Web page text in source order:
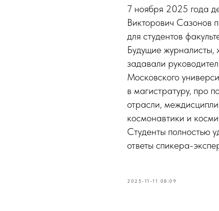
7 ноября 2025 года
Викторович Сазонов
для студентов
Будущие журналисты,
задавали
Московского
в магистратуру, про
отрасли,
космонавтики и
Студенты полностью
ответы спикера-
2025-11-11 08:09